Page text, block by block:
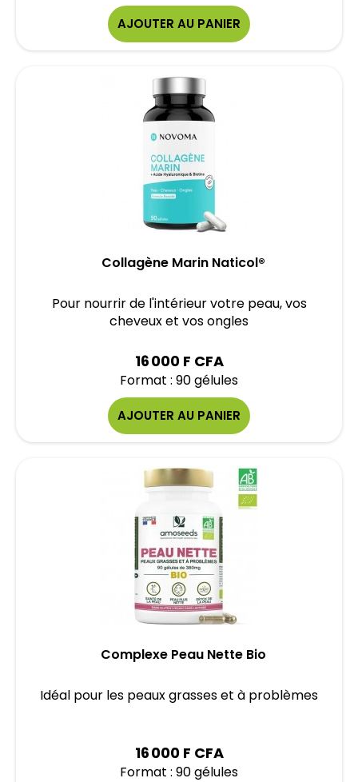
AJOUTER AU PANIER
Collagène Marin Naticol®
Pour nourrir de l'intérieur votre peau, vos
cheveux et vos ongles
16 000 F CFA
Format : 90 gélules
AJOUTER AU PANIER
Complexe Peau Nette Bio
Idéal pour les peaux grasses et à problèmes
16 000 F CFA
Format : 90 gélules